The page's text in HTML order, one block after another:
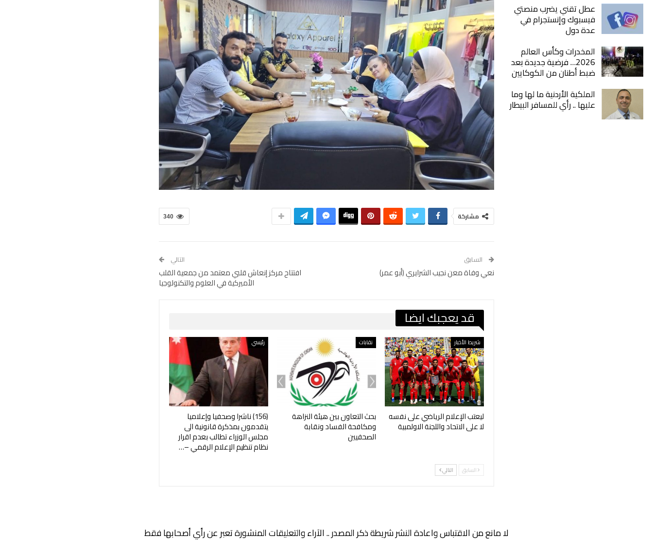
340 مشاركة
السابق
نعي وفاة معن نجيب الشرايري (أبو عمر)
التالي
افتتاح مركز إنعاش قلبي معتمد من جمعية القلب
الأميركية في العلوم والتكنولوجيا
قد يعجبك ايضا
شريط الأخبار
ليعتب الإعلام الرياضي على نفسه
لا على الاتحاد واللجنة الاولمبية
نقابات
بحث التعاون بين هيئة النزاهة
ومكافحة الفساد ونقابة
الصحفيين
رئيسي
‎(156) ناشرا وصحفيا وإعلاميا
يتقدمون بمذكرة قانونية الى
مجلس الوزراء تطالب بعدم اقرار
نظام تنظيم الإعلام الرقمي –…
السابق التالي
عطل تقني يضرب منصتي
فيسبوك وإنستجرام في
عدة دول
المخدرات وكأس العالم
2026… فرضية جديدة بعد
ضبط أطنان من الكوكايين
الملكية الأردنية ما لها وما
عليها .. رأي للمسافر البيطار
لا مانع من الاقتباس واعادة النشر شريطة ذكر المصدر .. الآراء والتعليقات المنشورة تعبر عن رأي أصحابها فقط